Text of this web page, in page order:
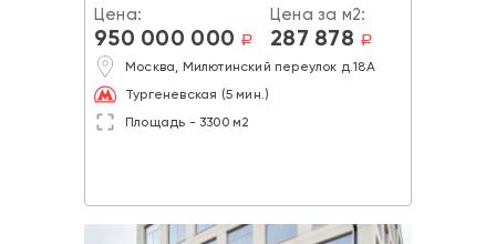
Цена:
950 000 000 a
Цена за м2:
287 878 a
Москва, Милютинский переулок д.18А
Тургеневская (5 мин.)
Площадь - 3300 м2